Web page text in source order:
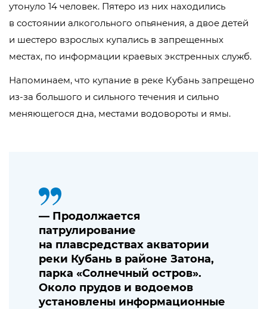
утонуло 14 человек. Пятеро из них находились
в состоянии алкогольного опьянения, а двое детей
и шестеро взрослых купались в запрещенных
местах, по информации краевых экстренных служб.
Напоминаем, что купание в реке Кубань запрещено
из-за большого и сильного течения и сильно
меняющегося дна, местами водовороты и ямы.
— Продолжается
патрулирование
на плавсредствах акватории
реки Кубань в районе Затона,
парка «Солнечный остров».
Около прудов и водоемов
установлены информационные